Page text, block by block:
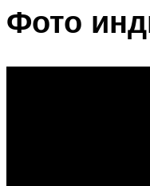
Фото